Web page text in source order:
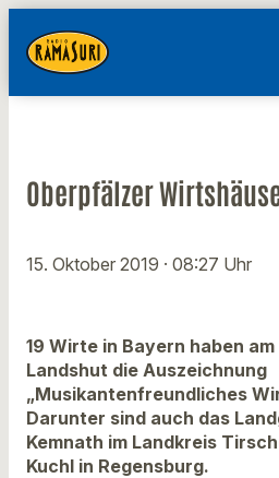
Oberpfälzer
15. Oktober 2019 · 08:27 Uhr
19 Wirte in Bayern haben am
Landshut die Auszeichnung
„Musikantenfreundliches
Darunter sind auch das
Kemnath im Landkreis
Kuchl in Regensburg.